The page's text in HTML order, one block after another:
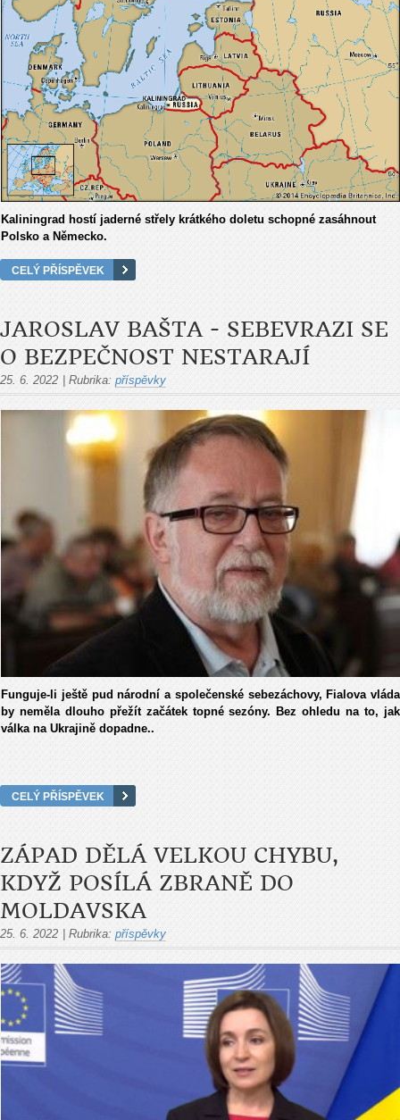
Kaliningrad hostí jaderné střely krátkého doletu schopné zasáhnout
Polsko a Německo.
CELÝ PŘÍSPĚVEK
JAROSLAV BAŠTA - SEBEVRAZI SE
O BEZPEČNOST NESTARAJÍ
25. 6. 2022 Rubrika: příspěvky
Funguje-li ještě pud národní a společenské sebezáchovy, Fialova vláda
by neměla dlouho přežít začátek topné sezóny. Bez ohledu na to, jak
válka na Ukrajině dopadne..
CELÝ PŘÍSPĚVEK
ZÁPAD DĚLÁ VELKOU CHYBU,
KDYŽ POSÍLÁ ZBRANĚ DO
MOLDAVSKA
25. 6. 2022 Rubrika: příspěvky